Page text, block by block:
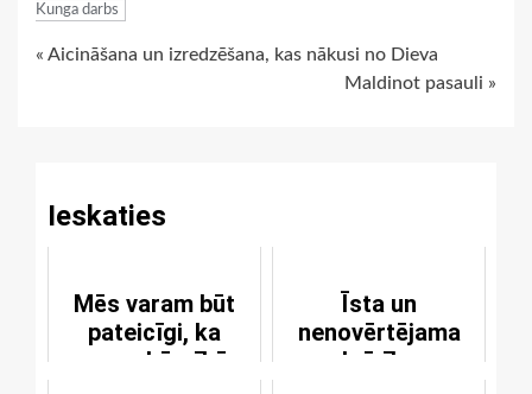
Kunga darbs
Continue
« Aicināšana un izredzēšana, kas nākusi no Dieva
Maldinot pasauli »
Ieskaties
Mēs varam būt
pateicīgi, ka
esam bērnībā
Īsta un
nenovērtējama
brīvība